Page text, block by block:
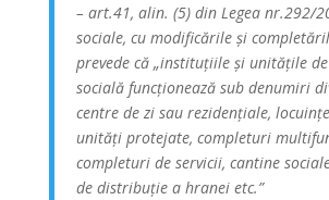
– art.41, alin. (5) din Legea nr.292/
sociale, cu modificările și
prevede că „instituțiile și unitățile
socială funcționează sub denumiri
centre de zi sau rezidențiale,
unități protejate, completuri
completuri de servicii, cantine
de distribuție a hranei etc.”